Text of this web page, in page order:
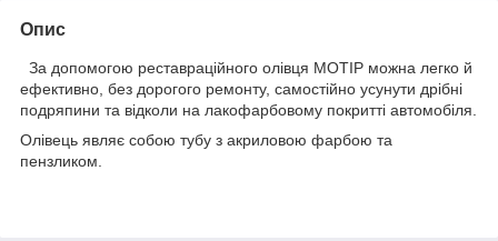
Опис
За допомогою реставраційного олівця MOTIP можна легко й
ефективно, без дорогого ремонту, самостійно усунути дрібні
подряпини та відколи на лакофарбовому покритті автомобіля.
Олівець являє собою тубу з акриловою фарбою та
пензликом.